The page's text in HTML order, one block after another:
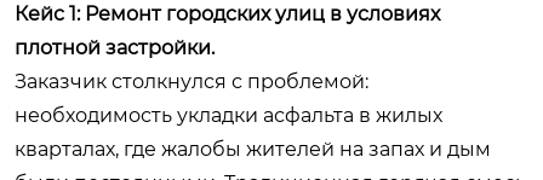
Кейс 1: Ремонт городских улиц в условиях
плотной застройки.
Заказчик столкнулся с проблемой:
необходимость укладки асфальта в жилых
кварталах, где жалобы жителей на запах и дым